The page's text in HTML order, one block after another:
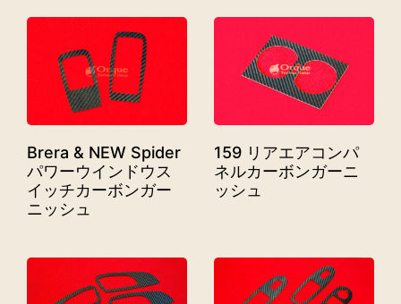
Brera & NEW Spider
パワーウインドウス
イッチカーボンガー
ニッシュ
159 リアエアコンパ
ネルカーボンガーニ
ッシュ